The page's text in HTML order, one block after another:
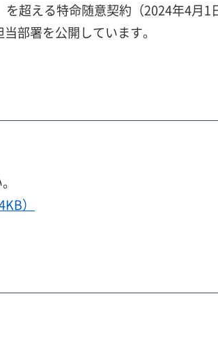
超える特命随意契約（2024年4月1
部署を公開しています。
）